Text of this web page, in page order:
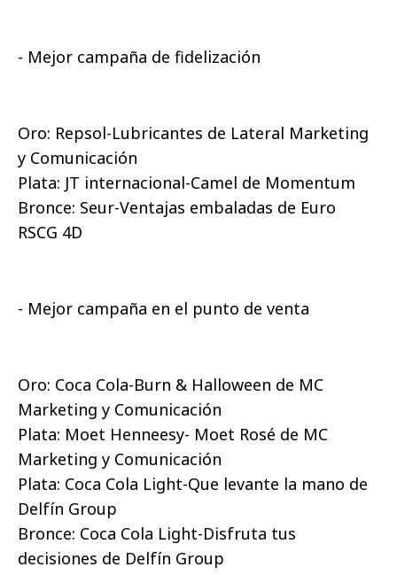
- Mejor campaña de fidelización
Oro: Repsol-Lubricantes de Lateral Marketing
y Comunicación
Plata: JT internacional-Camel de Momentum
Bronce: Seur-Ventajas embaladas de Euro
RSCG 4D
- Mejor campaña en el punto de venta
Oro: Coca Cola-Burn & Halloween de MC
Marketing y Comunicación
Plata: Moet Henneesy- Moet Rosé de MC
Marketing y Comunicación
Plata: Coca Cola Light-Que levante la mano de
Delfín Group
Bronce: Coca Cola Light-Disfruta tus
decisiones de Delfín Group